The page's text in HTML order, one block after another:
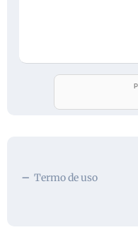
Termo de uso